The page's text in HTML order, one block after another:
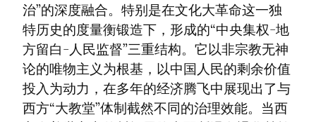
治”的深度融合。特别是在文化大革命这一独
特历史的度量衡锻造下，形成的“中央集权-地
方留白-人民监督”三重结构。它以非宗教无神
论的唯物主义为根基，以中国人民的剩余价值
投入为动力，在多年的经济腾飞中展现出了与
西方“大教堂”体制截然不同的治理效能。当西